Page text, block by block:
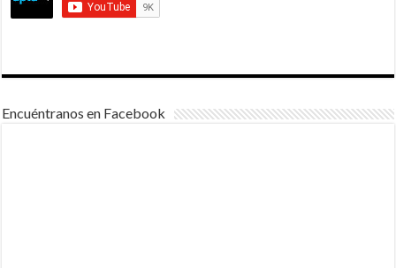
Encuéntranos en Facebook